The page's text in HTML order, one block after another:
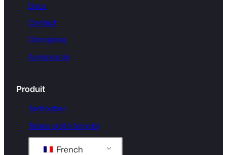
Docs
Contact
Changelog
A propos de
Produit
Tarification
Tables prêt à l'emploi
French